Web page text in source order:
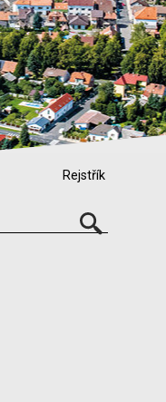
Rejstřík